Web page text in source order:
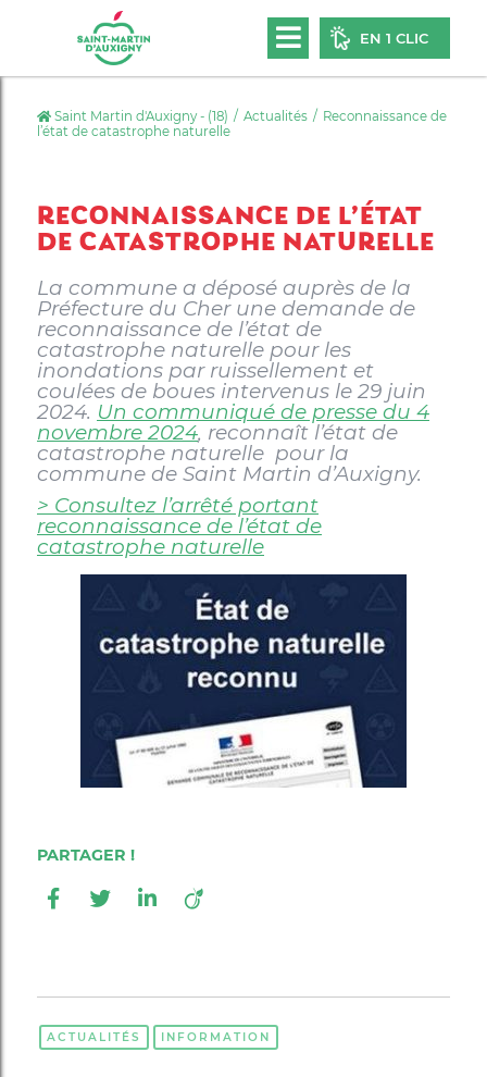
EN 1 CLIC
Saint Martin d'Auxigny - (18) Actualités
Reconnaissance de
l’état de catastrophe naturelle
RECONNAISSANCE DE L’ÉTAT
DE CATASTROPHE NATURELLE
La commune a déposé auprès de la
Préfecture du Cher une demande de
reconnaissance de l’état de
catastrophe naturelle pour les
inondations par ruissellement et
coulées de boues intervenus le 29 juin
2024. Un communiqué de presse du 4
novembre 2024, reconnaît l’état de
catastrophe naturelle pour la
commune de Saint Martin d’Auxigny.
> Consultez l’arrêté portant
reconnaissance de l’état de
catastrophe naturelle
ACTUALITÉS INFORMATION